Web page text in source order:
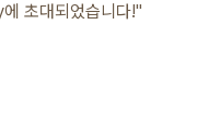
초대되었습니다!"